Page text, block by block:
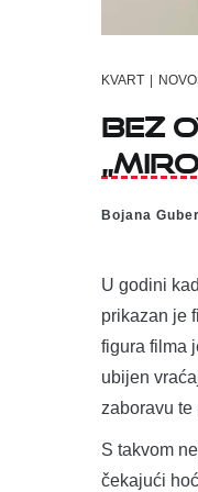
KVART
BEZ
Bojana
U godini
prikazan je
figura filma
ubijen
zaboravu te
S takvom
čekajući